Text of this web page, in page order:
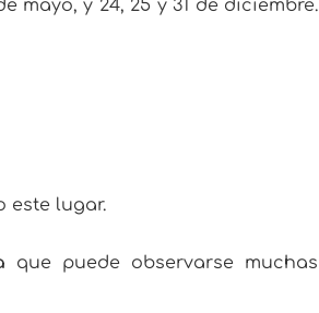
mayo, y 24, 25 y 31 de diciembre.
este lugar.
que puede observarse muchas